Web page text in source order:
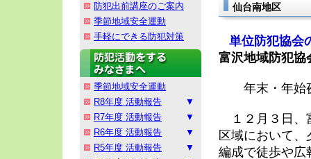
仙台南地区
単位防犯協会
富沢地域防犯協
年末・年始
１２月３日、
区域において
編成で徒歩や広
防犯出前講座のご案内
季節地域安全運動
手軽にできる防犯対策
季節地域安全運動
R8年度 活動報告
R7年度 活動報告
R6年度 活動報告
R5年度 活動報告